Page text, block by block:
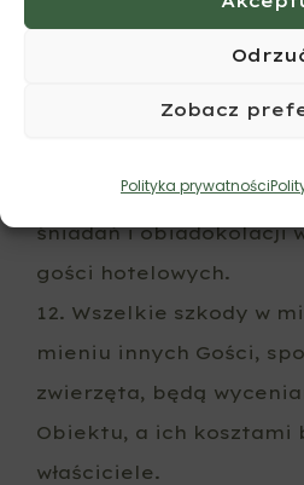
Zobacz
Polityka prywatności
innych gości. Wszelkie
dłużej niż 20min.
Wierzbowej Restauracji
śniadań i obiadokolacji
gości hotelowych.
12. Wszelkie szkody w
mieniu innych Gości,
zwierzęta, będą
Obiektu, a ich kosztami
właściciele.